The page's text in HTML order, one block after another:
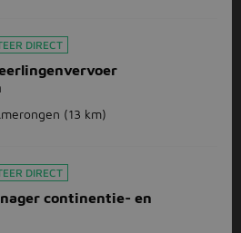
DIRECT
(13 km)
DIRECT
continentie- en